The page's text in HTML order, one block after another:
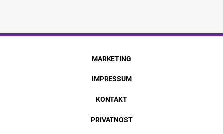
MARKETING
IMPRESSUM
KONTAKT
PRIVATNOST